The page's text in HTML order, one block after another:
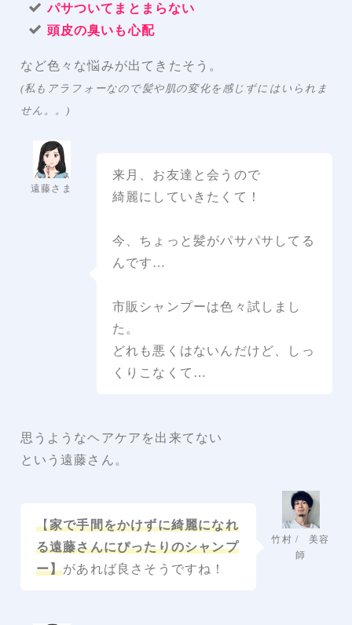
パサついてまとまらない
頭皮の臭いも心配
など色々な悩みが出てきたそう。
(私もアラフォーなので髪や肌の変化を感じずにはいられま
せん。。)
遠藤さま
来月、お友達と会うので
綺麗にしていきたくて！
今、ちょっと髪がパサパサしてる
んです…
市販シャンプーは色々試しまし
た。
どれも悪くはないんだけど、しっ
くりこなくて…
思うようなヘアケアを出来てない
という遠藤さん。
竹村 / 美容
師
【家で手間をかけずに綺麗になれ
る遠藤さんにぴったりのシャンプ
ー】があれば良さそうですね！